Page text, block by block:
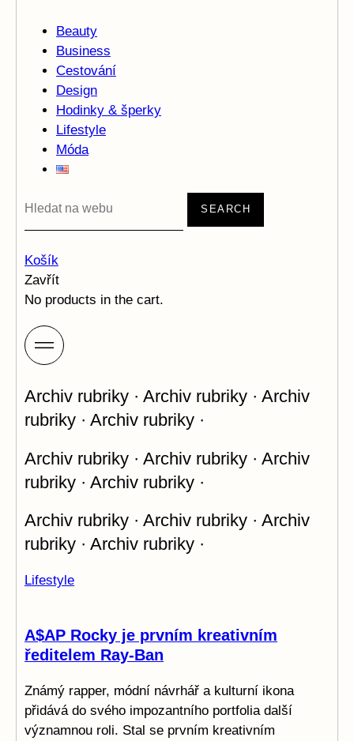
Beauty
Business
Cestování
Design
Hodinky & šperky
Lifestyle
Móda
SEARCH
Košík
Zavřít
No products in the cart.
Archiv rubriky · Archiv rubriky · Archiv
rubriky · Archiv rubriky ·
Archiv rubriky · Archiv rubriky · Archiv
rubriky · Archiv rubriky ·
Archiv rubriky · Archiv rubriky · Archiv
rubriky · Archiv rubriky ·
Lifestyle
A$AP Rocky je prvním kreativním
ředitelem Ray-Ban
Známý rapper, módní návrhář a kulturní ikona
přidává do svého impozantního portfolia další
významnou roli. Stal se prvním kreativním